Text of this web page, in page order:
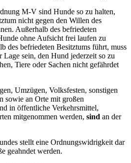
M-V sind Hunde so zu halten,
nicht gegen den Willen des
Außerhalb des befriedeten
ohne Aufsicht frei laufen zu
des befriedeten Besitztums führt, muss
sein, den Hund jederzeit so zu
Tiere oder Sachen nicht gefährdet
Umzügen, Volksfesten, sonstigen
sowie an Orte mit großen
in öffentliche Verkehrsmittel,
mitgenommen werden, sind an der
stellt eine Ordnungswidrigkeit dar
geahndet werden.